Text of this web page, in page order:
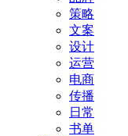
策略
文案
设计
运营
电商
传播
日常
书单